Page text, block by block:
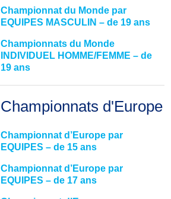
Championnat du Monde par
EQUIPES MASCULIN – de 19 ans
Championnats du Monde
INDIVIDUEL HOMME/FEMME – de
19 ans
Championnats d'Europe
Championnat d’Europe par
EQUIPES – de 15 ans
Championnat d’Europe par
EQUIPES – de 17 ans